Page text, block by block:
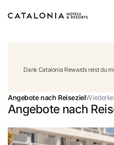
Dank Catalonia Rewards reist du
Angebote nach Reiseziel
Angebote nach